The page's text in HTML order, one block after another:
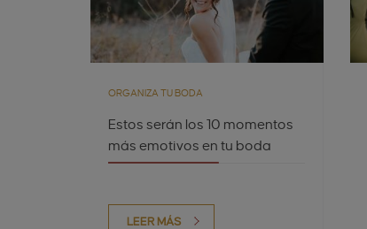
ORGANIZA TU BODA
Estos serán los 10 momentos
más emotivos en tu boda
LEER MÁS